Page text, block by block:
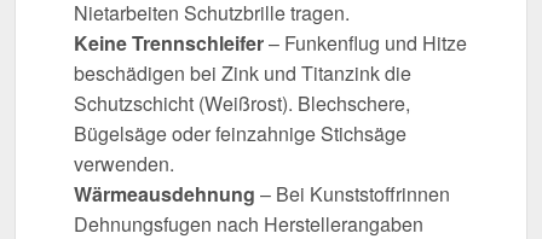
Nietarbeiten Schutzbrille tragen.
Keine Trennschleifer– Funkenflug und Hitze
beschädigen bei Zink und Titanzink die
Schutzschicht (Weißrost). Blechschere,
Bügelsäge oder feinzahnige Stichsäge
verwenden.
Wärmeausdehnung – Bei Kunststoffrinnen
Dehnungsfugen nach Herstellerangaben